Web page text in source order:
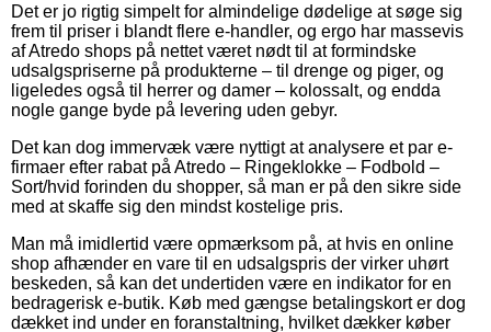
Det er jo rigtig simpelt for almindelige dødelige at søge sig
frem til priser i blandt flere e-handler, og ergo har massevis
af Atredo shops på nettet været nødt til at formindske
udsalgspriserne på produkterne – til drenge og piger, og
ligeledes også til herrer og damer – kolossalt, og endda
nogle gange byde på levering uden gebyr.
Det kan dog immervæk være nyttigt at analysere et par e-
firmaer efter rabat på Atredo – Ringeklokke – Fodbold –
Sort/hvid forinden du shopper, så man er på den sikre side
med at skaffe sig den mindst kostelige pris.
Man må imidlertid være opmærksom på, at hvis en online
shop afhænder en vare til en udsalgspris der virker uhørt
beskeden, så kan det undertiden være en indikator for en
bedragerisk e-butik. Køb med gængse betalingskort er dog
dækket ind under en foranstaltning, hvilket dækker køber